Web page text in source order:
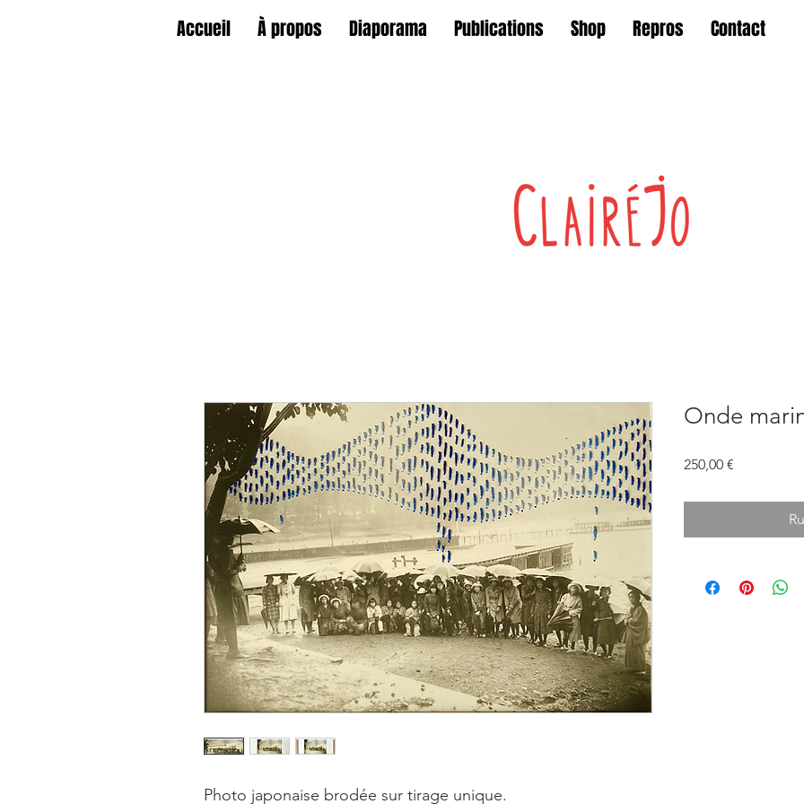
Accueil À propos Diaporama Publications Shop Repros Contact
Photo japonaise brodée sur tirage unique.
Onde
250,00 €